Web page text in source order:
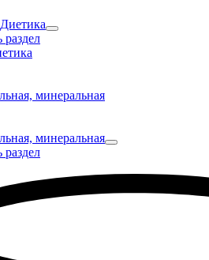
раздел
минеральная
минеральная
раздел